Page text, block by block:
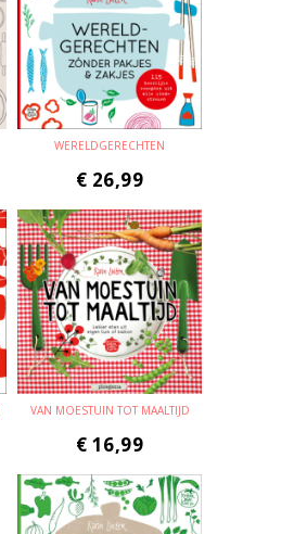
WERELDGERECHTEN
€ 26,99
VAN MOESTUIN TOT MAALTIJD
€ 16,99